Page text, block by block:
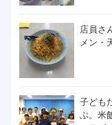
店員さ
メン・
子ども
ぶ。米